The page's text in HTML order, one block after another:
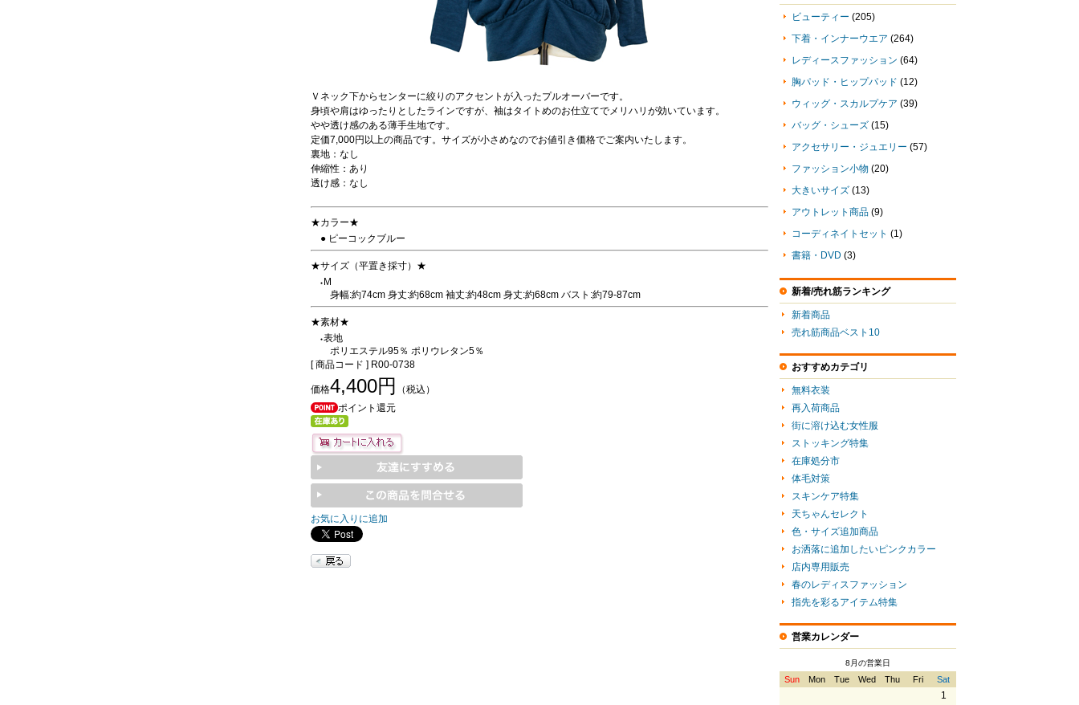
Ｖネック下からセンターに絞りのアクセントが入ったプルオーバーです。
身頃や肩はゆったりとしたラインですが、袖はタイトめのお仕立てでメリハリが効いています。
やや透け感のある薄手生地です。
定価7,000円以上の商品です。サイズが小さめなのでお値引き価格でご案内いたします。
裏地：なし
伸縮性：あり
透け感：なし
★カラー★
● ピーコックブルー
★サイズ（平置き採寸）★
● M
身幅:約74cm 身丈:約68cm 袖丈:約48cm 身丈:約68cm バスト:約79-87cm
★素材★
●表地
ポリエステル95％ ポリウレタン5％
[ 商品コード ] R00-0738
価格4,400円
（税込）
ポイント還元
お気に入りに追加
ビューティー (205)
下着・インナーウエア (264)
レディースファッション (64)
胸パッド・ヒップパッド (12)
ウィッグ・スカルプケア (39)
バッグ・シューズ (15)
アクセサリー・ジュエリー (57)
ファッション小物 (20)
大きいサイズ (13)
アウトレット商品 (9)
コーディネイトセット (1)
書籍・DVD (3)
新着/売れ筋ランキング
新着商品
売れ筋商品ベスト10
おすすめカテゴリ
無料衣装
再入荷商品
街に溶け込む女性服
ストッキング特集
在庫処分市
体毛対策
スキンケア特集
天ちゃんセレクト
色・サイズ追加商品
お洒落に追加したいピンクカラー
店内専用販売
春のレディスファッション
指先を彩るアイテム特集
営業カレンダー
8月の営業日
Sun Mon Tue Wed Thu Fri Sat
1